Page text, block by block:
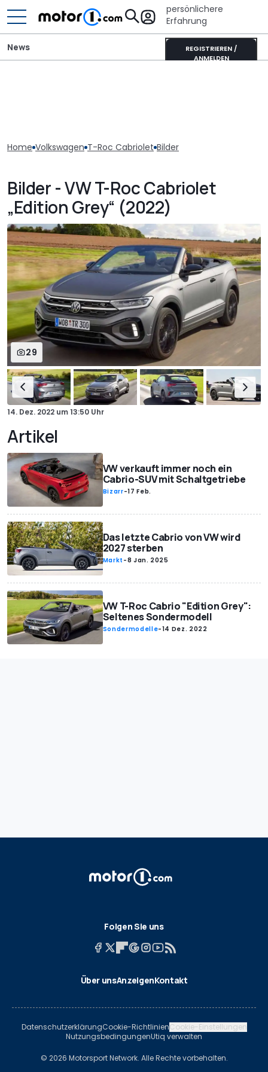
persönlichere
Erfahrung
REGISTRIEREN /
ANMELDEN
News
Home Volkswagen T-Roc Cabriolet Bilder
Bilder - VW T-Roc Cabriolet
„Edition Grey“ (2022)
29
14. Dez. 2022 um13:50 Uhr
Artikel
VW verkauft immer noch ein
Cabrio-SUV mit Schaltgetriebe
Bizarr-17 Feb.
Das letzte Cabrio von VW wird
2027 sterben
Markt -8 Jan. 2025
VW T-Roc Cabrio "Edition Grey":
Seltenes Sondermodell
Sondermodelle-14 Dez. 2022
Folgen Sie uns
Über unsAnzeigenKontakt
DatenschutzerklärungCookie-RichtlinienCookie-Einstellungen
NutzungsbedingungenUtiq verwalten
© 2026 Motorsport Network. Alle Rechte vorbehalten.